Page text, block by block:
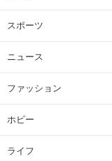
スポーツ
ニュース
ファッション
ホビー
ライフ